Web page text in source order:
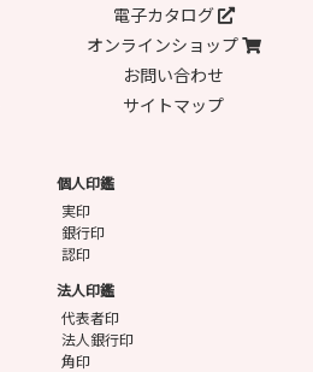
電子カタログ
オンラインショップ
お問い合わせ
サイトマップ
個人印鑑
実印
銀行印
認印
法人印鑑
代表者印
法人銀行印
角印